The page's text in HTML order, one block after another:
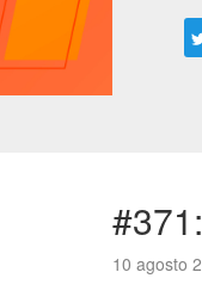
10 agosto